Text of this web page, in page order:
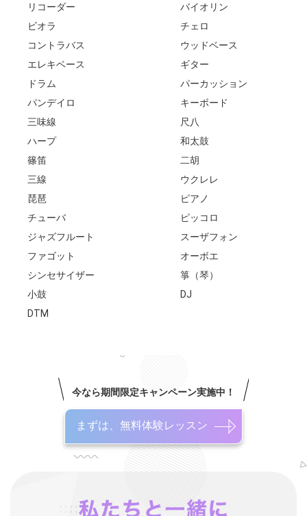
リコーダー
バイオリン
ビオラ
チェロ
コントラバス
ウッドベース
エレキベース
ギター
ドラム
パーカッション
パンデイロ
キーボード
三味線
尺八
ハープ
和太鼓
篠笛
二胡
三線
ウクレレ
琵琶
ピアノ
チューバ
ピッコロ
ジャズフルート
スーザフォン
ファゴット
オーボエ
シンセサイザー
箏（琴）
小鼓
DJ
DTM
今なら期間限定キャンペーン実施中！
まずは、無料体験レッスン